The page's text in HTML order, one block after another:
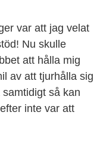
var att jag velat
Nu skulle
att hålla mig
av att tjurhålla sig
så kan
inte var att